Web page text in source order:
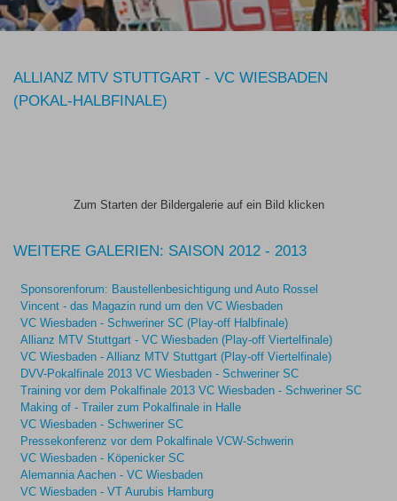
ALLIANZ MTV STUTTGART - VC WIESBADEN
(POKAL-HALBFINALE)
Zum Starten der Bildergalerie auf ein Bild klicken
WEITERE GALERIEN: SAISON 2012 - 2013
Sponsorenforum: Baustellenbesichtigung und Auto Rossel
Vincent - das Magazin rund um den VC Wiesbaden
VC Wiesbaden - Schweriner SC (Play-off Halbfinale)
Allianz MTV Stuttgart - VC Wiesbaden (Play-off Viertelfinale)
VC Wiesbaden - Allianz MTV Stuttgart (Play-off Viertelfinale)
DVV-Pokalfinale 2013 VC Wiesbaden - Schweriner SC
Training vor dem Pokalfinale 2013 VC Wiesbaden - Schweriner SC
Making of - Trailer zum Pokalfinale in Halle
VC Wiesbaden - Schweriner SC
Pressekonferenz vor dem Pokalfinale VCW-Schwerin
VC Wiesbaden - Köpenicker SC
Alemannia Aachen - VC Wiesbaden
VC Wiesbaden - VT Aurubis Hamburg